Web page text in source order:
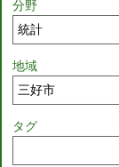
分野
地域
タグ